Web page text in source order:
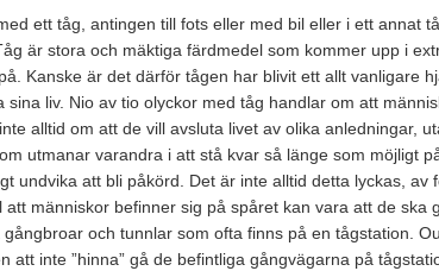
ett tåg, antingen till fots eller med bil eller i ett annat
är stora och mäktiga färdmedel som kommer upp i
Kanske är det därför tågen har blivit ett allt vanligare
sina liv. Nio av tio olyckor med tåg handlar om att
alltid om att de vill avsluta livet av olika anledningar,
utmanar varandra i att stå kvar så länge som möjligt
undvika att bli påkörd. Det är inte alltid detta lyckas, av
att människor befinner sig på spåret kan vara att de ska
gångbroar och tunnlar som ofta finns på en tågstation.
att inte ”hinna” gå de befintliga gångvägarna på